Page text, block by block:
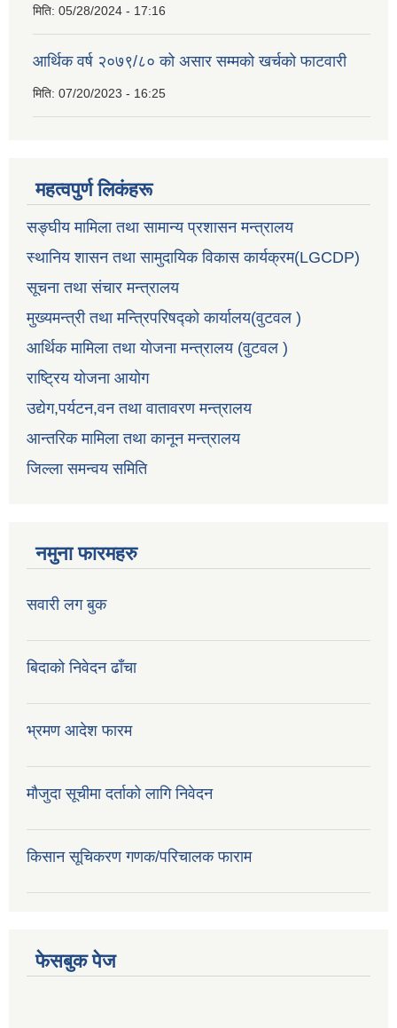
मिति: 05/28/2024 - 17:16
आर्थिक वर्ष २०७९/८० को असार सम्मको खर्चको फाटवारी
मिति: 07/20/2023 - 16:25
महत्वपुर्ण लिकंहरू
सङ्घीय मामिला तथा सामान्य प्रशासन मन्त्रालय
स्थानिय शासन तथा सामुदायिक विकास कार्यक्रम(LGCDP)
सूचना तथा संचार मन्त्रालय
मुख्यमन्त्री तथा मन्त्रिपरिषद्को कार्यालय(वुटवल )
आर्थिक मामिला तथा योजना मन्त्रालय (वुटवल )
राष्ट्रिय योजना आयोग
उद्येग,पर्यटन,वन तथा वातावरण मन्त्रालय
आन्तरिक मामिला तथा कानून मन्त्रालय
जिल्ला समन्वय समिति
नमुना फारमहरु
सवारी लग बुक
बिदाको निवेदन ढाँचा
भ्रमण आदेश फारम
मौजुदा सूचीमा दर्ताको लागि निवेदन
किसान सूचिकरण गणक/परिचालक फाराम
फेसबुक पेज